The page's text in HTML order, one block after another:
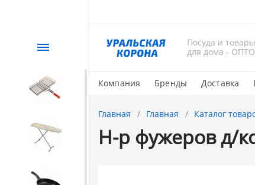
Посуда и товары
для дома -
Компания Бренды Доставка
Каталог
СЕЗОННЫЙ товар
1. Завод Исток
Главная Главная Каталог
Н-р фужеров д/